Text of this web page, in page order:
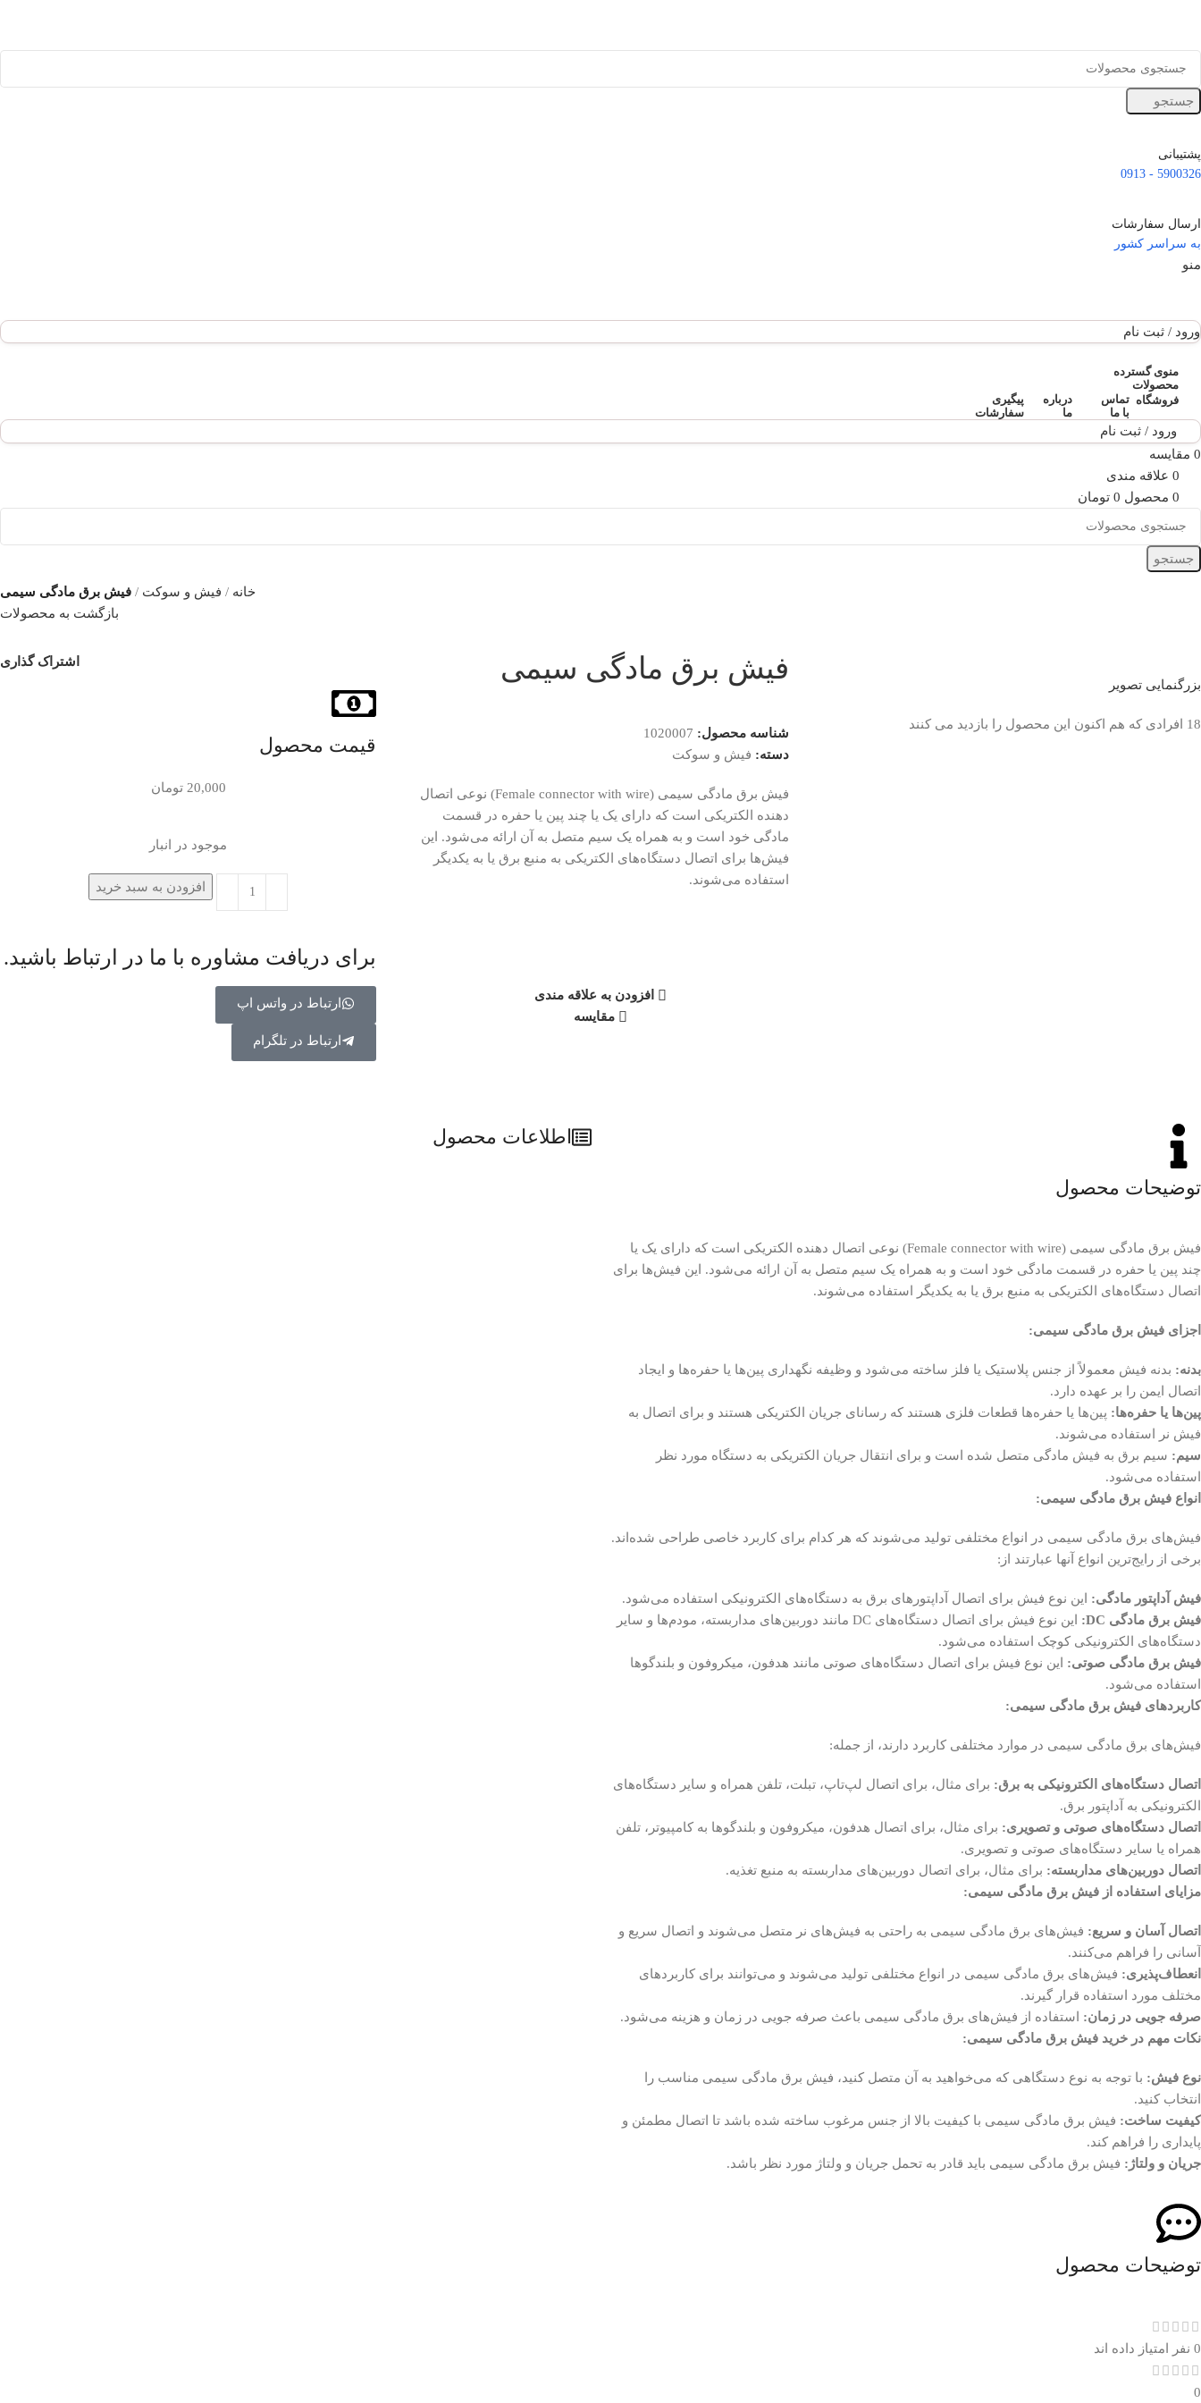
جستجو
پشتیبانی
5900326 - 0913
ارسال سفارشات
به سراسر کشور
منو
ورود / ثبت نام
منوی گسترده
محصولات
فروشگاه تماس
با ما
درباره
ما
پیگیری
سفارشات
ورود / ثبت نام
0 مقایسه
0 علاقه مندی
0 محصول 0 تومان
جستجو
خانه فیش و سوکت
فیش برق مادگی سیمی
بازگشت به محصولات
بزرگنمایی تصویر
18 افرادی که هم اکنون این محصول را بازدید می کنند
فیش برق مادگی سیمی
شناسه محصول: 1020007
دسته: فیش و سوکت
فیش برق مادگی سیمی (Female connector with wire) نوعی اتصال
دهنده الکتریکی است که دارای یک یا چند پین یا حفره در قسمت
مادگی خود است و به همراه یک سیم متصل به آن ارائه می‌شود. این
فیش‌ها برای اتصال دستگاه‌های الکتریکی به منبع برق یا به یکدیگر
استفاده می‌شوند.
افزودن به علاقه مندی
مقایسه
اشتراک گذاری
قیمت محصول
تومان
موجود در انبار
افزودن به سبد خرید
برای دریافت مشاوره با ما در ارتباط باشید.
ارتباط در واتس اپ
ارتباط در تلگرام
توضیحات محصول
فیش برق مادگی سیمی (Female connector with wire) نوعی اتصال دهنده الکتریکی است که دارای یک یا
چند پین یا حفره در قسمت مادگی خود است و به همراه یک سیم متصل به آن ارائه می‌شود. این فیش‌ها برای
اتصال دستگاه‌های الکتریکی به منبع برق یا به یکدیگر استفاده می‌شوند.
اجزای فیش برق مادگی سیمی:
بدنه: بدنه فیش معمولاً از جنس پلاستیک یا فلز ساخته می‌شود و وظیفه نگهداری پین‌ها یا حفره‌ها و ایجاد
اتصال ایمن را بر عهده دارد.
پین‌ها یا حفره‌ها: پین‌ها یا حفره‌ها قطعات فلزی هستند که رسانای جریان الکتریکی هستند و برای اتصال به
فیش نر استفاده می‌شوند.
سیم: سیم برق به فیش مادگی متصل شده است و برای انتقال جریان الکتریکی به دستگاه مورد نظر
استفاده می‌شود.
انواع فیش برق مادگی سیمی:
فیش‌های برق مادگی سیمی در انواع مختلفی تولید می‌شوند که هر کدام برای کاربرد خاصی طراحی شده‌اند.
برخی از رایج‌ترین انواع آنها عبارتند از:
فیش آداپتور مادگی: این نوع فیش برای اتصال آداپتورهای برق به دستگاه‌های الکترونیکی استفاده می‌شود.
فیش برق مادگی DC:
این نوع فیش برای اتصال دستگاه‌های DC مانند دوربین‌های مداربسته، مودم‌ها و سایر
دستگاه‌های الکترونیکی کوچک استفاده می‌شود.
فیش برق مادگی صوتی: این نوع فیش برای اتصال دستگاه‌های صوتی مانند هدفون، میکروفون و بلندگوها
استفاده می‌شود.
کاربردهای فیش برق مادگی سیمی:
فیش‌های برق مادگی سیمی در موارد مختلفی کاربرد دارند، از جمله:
اتصال دستگاه‌های الکترونیکی به برق: برای مثال، برای اتصال لپ‌تاپ، تبلت، تلفن همراه و سایر دستگاه‌های
الکترونیکی به آداپتور برق.
اتصال دستگاه‌های صوتی و تصویری: برای مثال، برای اتصال هدفون، میکروفون و بلندگوها به کامپیوتر، تلفن
همراه یا سایر دستگاه‌های صوتی و تصویری.
اتصال دوربین‌های مداربسته: برای مثال، برای اتصال دوربین‌های مداربسته به منبع تغذیه.
مزایای استفاده از فیش برق مادگی سیمی:
اتصال آسان و سریع: فیش‌های برق مادگی سیمی به راحتی به فیش‌های نر متصل می‌شوند و اتصال سریع و
آسانی را فراهم می‌کنند.
انعطاف‌پذیری: فیش‌های برق مادگی سیمی در انواع مختلفی تولید می‌شوند و می‌توانند برای کاربردهای
مختلف مورد استفاده قرار گیرند.
صرفه جویی در زمان: استفاده از فیش‌های برق مادگی سیمی باعث صرفه جویی در زمان و هزینه می‌شود.
نکات مهم در خرید فیش برق مادگی سیمی:
نوع فیش: با توجه به نوع دستگاهی که می‌خواهید به آن متصل کنید، فیش برق مادگی سیمی مناسب را
انتخاب کنید.
کیفیت ساخت: فیش برق مادگی سیمی با کیفیت بالا از جنس مرغوب ساخته شده باشد تا اتصال مطمئن و
پایداری را فراهم کند.
جریان و ولتاژ: فیش برق مادگی سیمی باید قادر به تحمل جریان و ولتاژ مورد نظر باشد.
اطلاعات محصول
توضیحات محصول
0 نفر امتیاز داده اند
0